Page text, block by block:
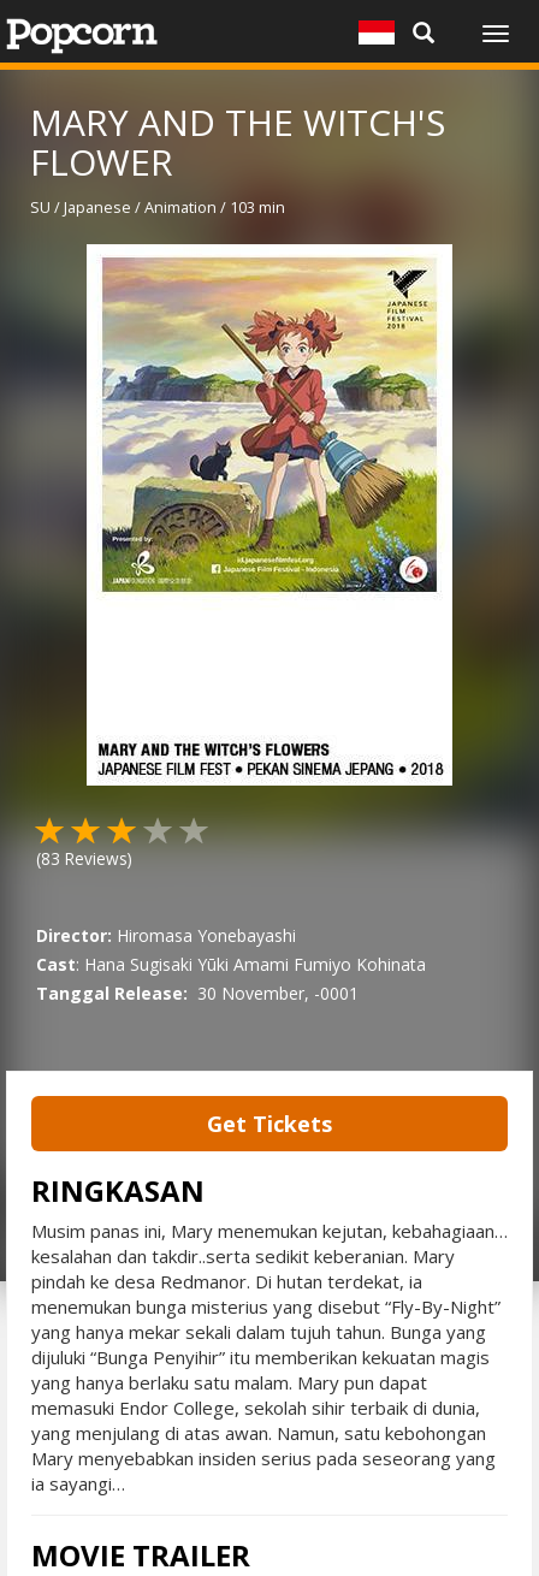
MARY AND THE WITCH'S
FLOWER
SU / Japanese / Animation / 103 min
(83 Reviews)
Director: Hiromasa Yonebayashi
Cast: Hana Sugisaki Yūki Amami Fumiyo Kohinata
Tanggal Release: 30 November, -0001
Get Tickets
RINGKASAN
Musim panas ini, Mary menemukan kejutan, kebahagiaan…
kesalahan dan takdir..serta sedikit keberanian. Mary
pindah ke desa Redmanor. Di hutan terdekat, ia
menemukan bunga misterius yang disebut “Fly-By-Night”
yang hanya mekar sekali dalam tujuh tahun. Bunga yang
dijuluki “Bunga Penyihir” itu memberikan kekuatan magis
yang hanya berlaku satu malam. Mary pun dapat
memasuki Endor College, sekolah sihir terbaik di dunia,
yang menjulang di atas awan. Namun, satu kebohongan
Mary menyebabkan insiden serius pada seseorang yang
ia sayangi…
MOVIE TRAILER